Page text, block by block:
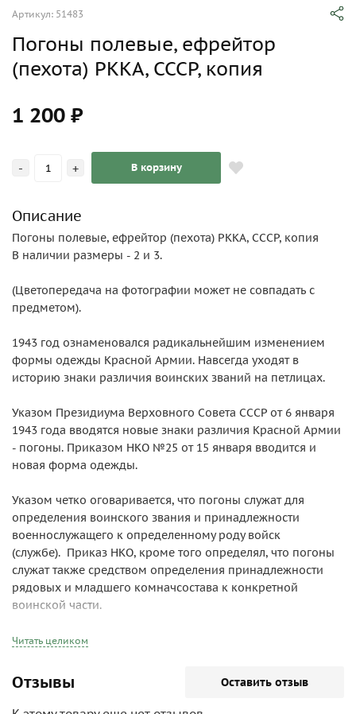
Артикул: 51483
Погоны полевые, ефрейтор
(пехота) РККА, СССР, копия
1 200 ₽
- + В корзину
Описание
Погоны полевые, ефрейтор (пехота) РККА, СССР, копия
В наличии размеры - 2 и 3.
(Цветопередача на фотографии может не совпадать с
предметом).
1943 год ознаменовался радикальнейшим изменением
формы одежды Красной Армии. Навсегда уходят в
историю знаки различия воинских званий на петлицах.
Указом Президиума Верховного Совета СССР от 6 января
1943 года вводятся новые знаки различия Красной Армии
- погоны. Приказом НКО №25 от 15 января вводится и
новая форма одежды.
Указом четко оговаривается, что погоны служат для
определения воинского звания и принадлежности
военнослужащего к определенному роду войск
(службе). Приказ НКО, кроме того определял, что погоны
служат также средством определения принадлежности
рядовых и младшего комначсостава к конкретной
воинской части.
Сама система различения званий посредством погон
Размеры, форма погон рядового и младшего
комначсостава полностью повторяли погоны царской
армии, однако число, цвета нашивок были иные и они
Читать целиком
Отзывы Оставить отзыв